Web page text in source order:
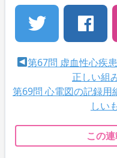
第67問 虚血性心疾
正しい組
第69問 心電図の記録用
しい
この